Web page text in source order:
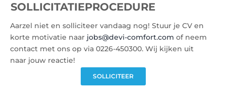
SOLLICITATIEPROCEDURE
Aarzel niet en solliciteer vandaag nog! Stuur je CV en
korte motivatie naar jobs@devi-comfort.com of neem
contact met ons op via 0226-450300. Wij kijken uit
naar jouw reactie!
SOLLICITEER